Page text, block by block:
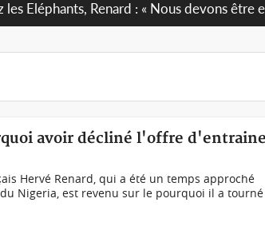
Eléphants, Renard : « Nous devons être
avoir décliné l'offre
Hervé Renard, qui a été un temps approché
Nigeria, est revenu sur le pourquoi il a